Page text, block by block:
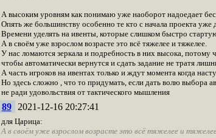
А высоким уровням как понимаю уже наоборот надоедает
Опять же большинству особенно те кто с начала проекта уже
Времени уделять на ивенты, которые слишком быстро
А в своём уже взрослом возрасте это всё тяжелее и тяжелее.
У нас ломаются зеркала и подребность в них высока,
чтобы автоматически вернутся и сдать задание не тратя
А часть игроков на ивентах только и ждут момента когда
Но здесь сложно , что то придумать, если дать волю выбора
не ради удовольствия от тактического мышления
89 2021-12-16 20:27:41
для Царица:
А в своём уже взрослом возрасте это всё тяжелее и